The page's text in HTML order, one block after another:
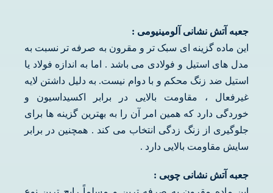
جعبه آتش نشانی آلومینیومی :
این ماده گزینه ای سبک تر و مقرون به صرفه تر نسبت به
مدل های استیل و فولادی می باشد . اما به اندازه فولاد یا
استیل ضد زنگ محکم و با دوام نیست. به دلیل داشتن لایه
غیرفعال ، مقاومت بالایی در برابر اکسیداسیون و
خوردگی دارد که همین امر آن را به بهترین گزینه ها برای
جلوگیری از زنگ زدگی انتخاب می کند . همچنین در برابر
سایش مقاومت بالایی دارد .
جعبه آتش نشانی چوبی :